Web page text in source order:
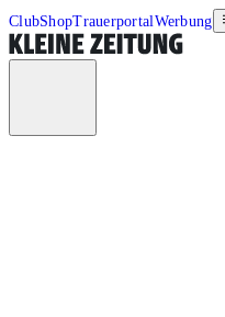
ClubShopTrauerportalWerbung